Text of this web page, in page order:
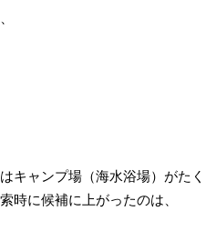
キャンプ場（海水浴場）がたく
時に候補に上がったのは、